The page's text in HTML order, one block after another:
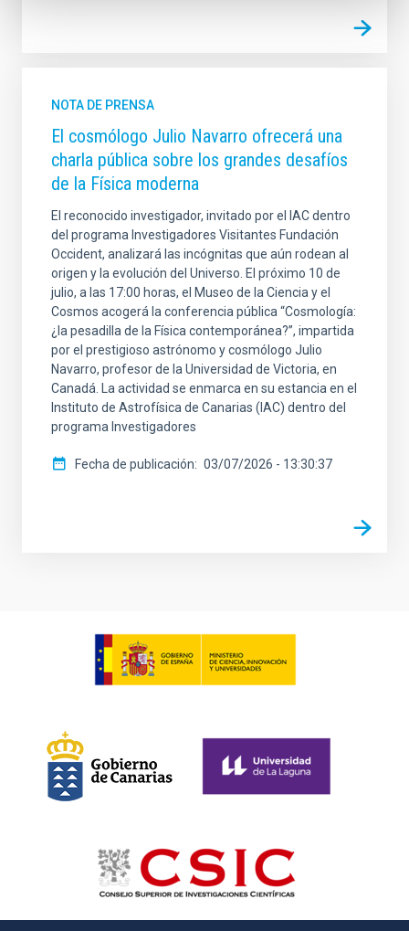
NOTA DE PRENSA
El cosmólogo Julio Navarro ofrecerá una
charla pública sobre los grandes desafíos
de la Física moderna
El reconocido investigador, invitado por el IAC dentro
del programa Investigadores Visitantes Fundación
Occident, analizará las incógnitas que aún rodean al
origen y la evolución del Universo. El próximo 10 de
julio, a las 17:00 horas, el Museo de la Ciencia y el
Cosmos acogerá la conferencia pública “Cosmología:
¿la pesadilla de la Física contemporánea?”, impartida
por el prestigioso astrónomo y cosmólogo Julio
Navarro, profesor de la Universidad de Victoria, en
Canadá. La actividad se enmarca en su estancia en el
Instituto de Astrofísica de Canarias (IAC) dentro del
programa Investigadores
Fecha de publicación 03/07/2026 - 13:30:37